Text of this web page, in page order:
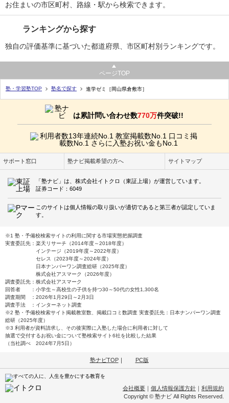
お住まいの市区町村、路線・駅から検索できます。
ランキングから探す
独自の評価基準に基づいた都道府県、市区町村別ランキングです。
ページTOP
塾・学習塾TOP 塾名で探す 進学ゼミ［岡山県倉敷市］
は累計問い合わせ数770万件突破!!
サポート窓口 塾ナビ掲載希望の方へ サイトマップ
「塾ナビ」は、株式会社イトクロ（東証上場）が運営しています。
証券コード：6049
このサイトは個人情報の取り扱いが適切であると第三者が認定していま
す。
※1 塾・予備校検索サイトの利用に関する市場実態把握調査
実査委託先：楽天リサーチ（2014年度～2018年度）
インテージ（2019年度～2022年度）
セレス（2023年度～2024年度）
日本ナンバーワン調査総研（2025年度）
株式会社アスマーク（2026年度）
調査委託先：株式会社アスマーク
回答者 ：小学生～高校生の子供を持つ30～50代の女性1,300名
調査期間 ：2026年1月29日～2月3日
調査手法 ：インターネット調査
※2 塾・予備校検索サイト掲載教室数、掲載口コミ数調査 実査委託先：日本ナンバーワン調査
総研（2025年度）
※3 利用者が資料請求し、その後実際に入塾した場合に利用者に対して
抽選で交付するお祝い金について塾検索サイト6社を比較した結果
（当社調べ 2024年7月5日）
塾ナビTOP｜ PC版
会社概要 ｜ 個人情報保護方針 ｜ 利用規約
Copyright © 塾ナビ All Rights Reserved.